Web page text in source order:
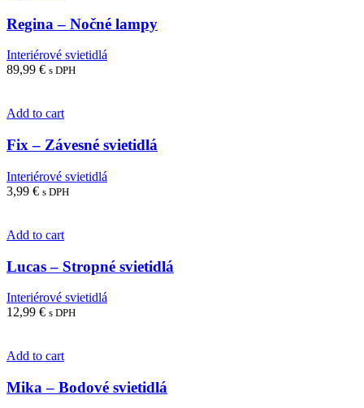
Regina – Nočné lampy
Interiérové svietidlá
89,99 € s DPH
Add to cart
Fix – Závesné svietidlá
Interiérové svietidlá
3,99 € s DPH
Add to cart
Lucas – Stropné svietidlá
Interiérové svietidlá
12,99 € s DPH
Add to cart
Mika – Bodové svietidlá